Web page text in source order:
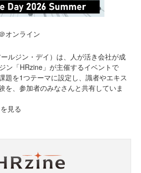
オンライン
ルジン・デイ）は、人が活き会社が成
ン「HRzine」が主催するイベントで
題を1つテーマに設定し、識者やエキス
を、参加者のみなさんと共有していま
見る